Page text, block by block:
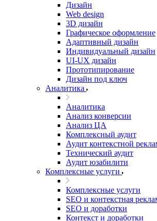
Дизайн
Web design
3D дизайн
Графическое оформление
Адаптивный дизайн
Индивидуальный дизайн
UI‑UX дизайн
Прототипирование
Дизайн под ключ
Аналитика
Аналитика
Анализ конверсии
Анализ ЦА
Комплексный аудит
Аудит контекстной
Технический аудит
Аудит юзабилити
Комплексные услуги
Комплексные услуги
SEO и контекстная
SEO и доработки
Контекст и доработки